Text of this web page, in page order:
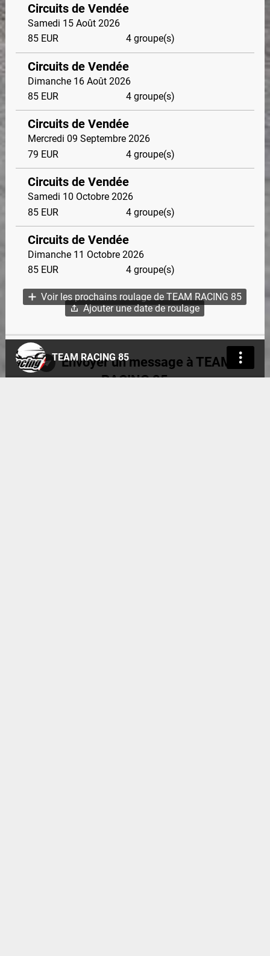
TEAM RACING 85
Circuits de Vendée
Samedi 15 Août 2026
85 EUR 4 groupe(s)
Circuits de Vendée
Dimanche 16 Août 2026
85 EUR 4 groupe(s)
Circuits de Vendée
Mercredi 09 Septembre 2026
79 EUR 4 groupe(s)
Circuits de Vendée
Samedi 10 Octobre 2026
85 EUR 4 groupe(s)
Circuits de Vendée
Dimanche 11 Octobre 2026
85 EUR 4 groupe(s)
Voir les prochains roulage de TEAM RACING 85
Ajouter une date de roulage
Envoyer un message à TEAM
RACING 85